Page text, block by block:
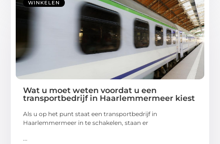
WINKELEN
Wat u moet weten voordat u een
transportbedrijf in Haarlemmermeer kiest
Als u op het punt staat een transportbedrijf in
Haarlemmermeer in te schakelen, staan er
...